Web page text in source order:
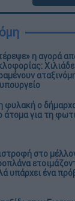
η αγορά
φυλακή ο
άτομα για τη
στο
υπάρχει ένα